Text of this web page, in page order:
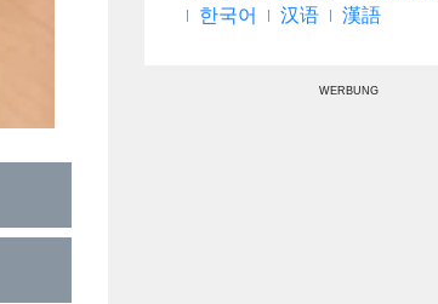
한국어
汉语 漢語
WERBUNG